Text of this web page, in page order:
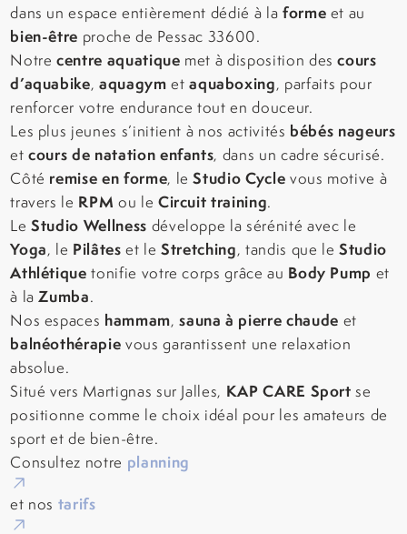
dans un espace entièrement dédié à la forme et au
bien-être proche de Pessac 33600.
Notrecentre aquatique met à disposition descours
d’aquabike,aquagym etaquaboxing, parfaits pour
renforcer votre endurance tout en douceur.
Les plus jeunes s’initient à nos activités bébés nageurs
etcours de natation enfants, dans un cadre sécurisé.
Côté remise en forme, leStudio Cycle vous motive à
travers le RPM ou le Circuit training.
LeStudio Wellness développe la sérénité avec le
Yoga, le Pilâtes et leStretching, tandis que leStudio
Athlétique tonifie votre corps grâce au Body Pump et
à laZumba.
Nos espaces hammam,sauna à pierre chaude et
balnéothérapie vous garantissent une relaxation
absolue.
Situé vers Martignas sur Jalles, KAP CARE Sport se
positionne comme le choix idéal pour les amateurs de
sport et de bien-être.
Consultez notre planning
et nos tarifs